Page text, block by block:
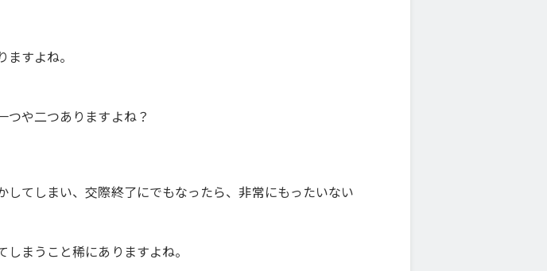
すよね。
つや二つありますよね？
てしまい、交際終了にでもなったら、非常にもったいない
まうこと稀にありますよね。